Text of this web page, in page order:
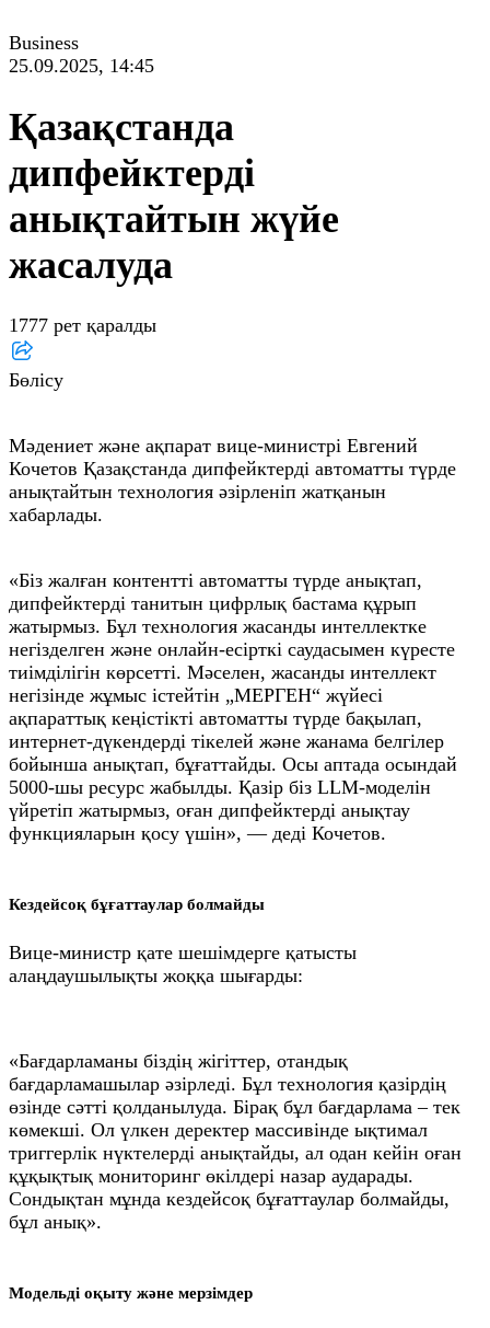
Business
25.09.2025, 14:45
Қазақстанда
дипфейктерді
анықтайтын жүйе
жасалуда
1777 рет қаралды
Бөлісу
Мәдениет және ақпарат вице-министрі Евгений
Кочетов Қазақстанда дипфейктерді автоматты түрде
анықтайтын технология әзірленіп жатқанын
хабарлады.
«Біз жалған контентті автоматты түрде анықтап,
дипфейктерді танитын цифрлық бастама құрып
жатырмыз. Бұл технология жасанды интеллектке
негізделген және онлайн-есірткі саудасымен күресте
тиімділігін көрсетті. Мәселен, жасанды интеллект
негізінде жұмыс істейтін „МЕРГЕН“ жүйесі
ақпараттық кеңістікті автоматты түрде бақылап,
интернет-дүкендерді тікелей және жанама белгілер
бойынша анықтап, бұғаттайды. Осы аптада осындай
5000-шы ресурс жабылды. Қазір біз LLM-моделін
үйретіп жатырмыз, оған дипфейктерді анықтау
функцияларын қосу үшін», — деді Кочетов.
Кездейсоқ бұғаттаулар болмайды
Вице-министр қате шешімдерге қатысты
алаңдаушылықты жоққа шығарды:
«Бағдарламаны біздің жігіттер, отандық
бағдарламашылар әзірледі. Бұл технология қазірдің
өзінде сәтті қолданылуда. Бірақ бұл бағдарлама – тек
көмекші. Ол үлкен деректер массивінде ықтимал
триггерлік нүктелерді анықтайды, ал одан кейін оған
құқықтық мониторинг өкілдері назар аударады.
Сондықтан мұнда кездейсоқ бұғаттаулар болмайды,
бұл анық».
Модельді оқыту және мерзімдер